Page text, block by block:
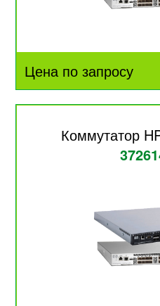
Цена по запросу
Коммутатор